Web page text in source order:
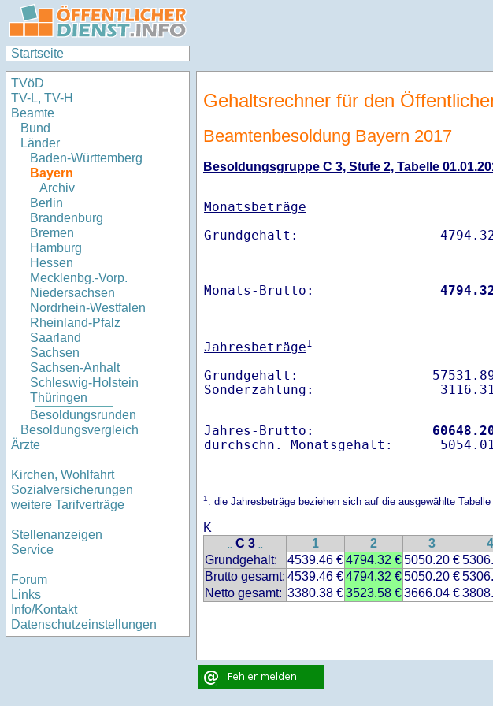
Startseite
TVöD
TV-L, TV-H
Beamte
Bund
Länder
Baden-Württemberg
Bayern
Archiv
Berlin
Brandenburg
Bremen
Hamburg
Hessen
Mecklenbg.-Vorp.
Niedersachsen
Nordrhein-Westfalen
Rheinland-Pfalz
Saarland
Sachsen
Sachsen-Anhalt
Schleswig-Holstein
Thüringen
Besoldungsrunden
Besoldungsvergleich
Ärzte
Kirchen, Wohlfahrt
Sozialversicherungen
weitere Tarifverträge
Stellenanzeigen
Service
Forum
Links
Info/Kontakt
Datenschutzeinstellungen
Gehaltsrechner für den
Beamtenbesoldung Bayern 2017
Besoldungsgruppe C 3, Stufe 2, Tabelle
Monatsbeträge
Monats-Brutto:
Jahresbeträge1
Grundgehalt:
Jahres-Brutto:
1: die Jahresbeträge beziehen sich auf die ausgewählte
K
.. C 3 .. 1 2 3 4
Grundgehalt:
4539.46 €4794.32 €5050.20 €
Brutto gesamt: 4539.46 €4794.32 €5050.20 €
Netto gesamt: 3380.38 €3523.58 €3666.04 €